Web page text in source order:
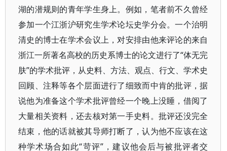
湖的潜规则的青年学生身上。例如，笔者前不久曾经
参加一个江浙沪研究生学术论坛史学分会。一个治明
清史的博士在学术会议上，对安排由他来评论的来自
浙江一所著名高校的历史系博士的论文进行了“体无完
肤”的学术批评，从史料、方法、观点、行文、学术史
回顾、注释等各个层面进行了细致而中肯的批评，据
说他为准备这个学术批评曾经一个晚上没睡，借阅了
大量相关资料，还去核对第一手史料。批评还没完全
结束，他的话就被其导师打断了，认为他不应该在这
种学术场合如此“苛评”，建议他会后与被批评者交